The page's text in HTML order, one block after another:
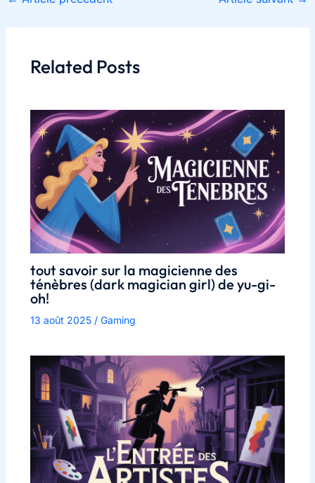
Related Posts
tout savoir sur la magicienne des
ténèbres (dark magician girl) de yu-gi-
oh!
13 août 2025 / Gaming